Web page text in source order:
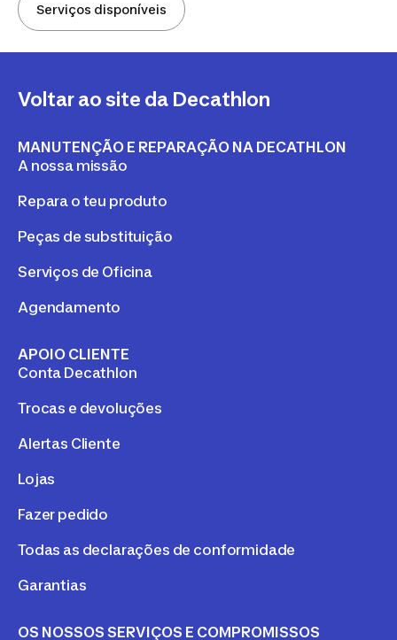
Serviços disponíveis
Voltar ao site da Decathlon
MANUTENÇÃO E REPARAÇÃO NA DECATHLON
A nossa missão
Repara o teu produto
Peças de substituição
Serviços de Oficina
Agendamento
APOIO CLIENTE
Conta Decathlon
Trocas e devoluções
Alertas Cliente
Lojas
Fazer pedido
Todas as declarações de conformidade
Garantias
OS NOSSOS SERVIÇOS E COMPROMISSOS